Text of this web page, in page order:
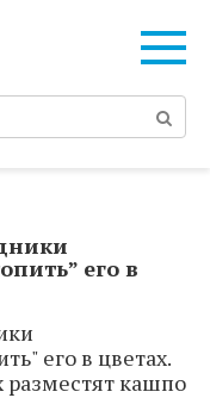
его в
его в цветах.
кашпо